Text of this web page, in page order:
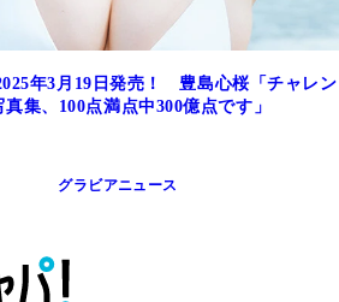
年3月19日発売！ 豊島心桜「チャレン
集、100点満点中300億点です」
グラビアニュース